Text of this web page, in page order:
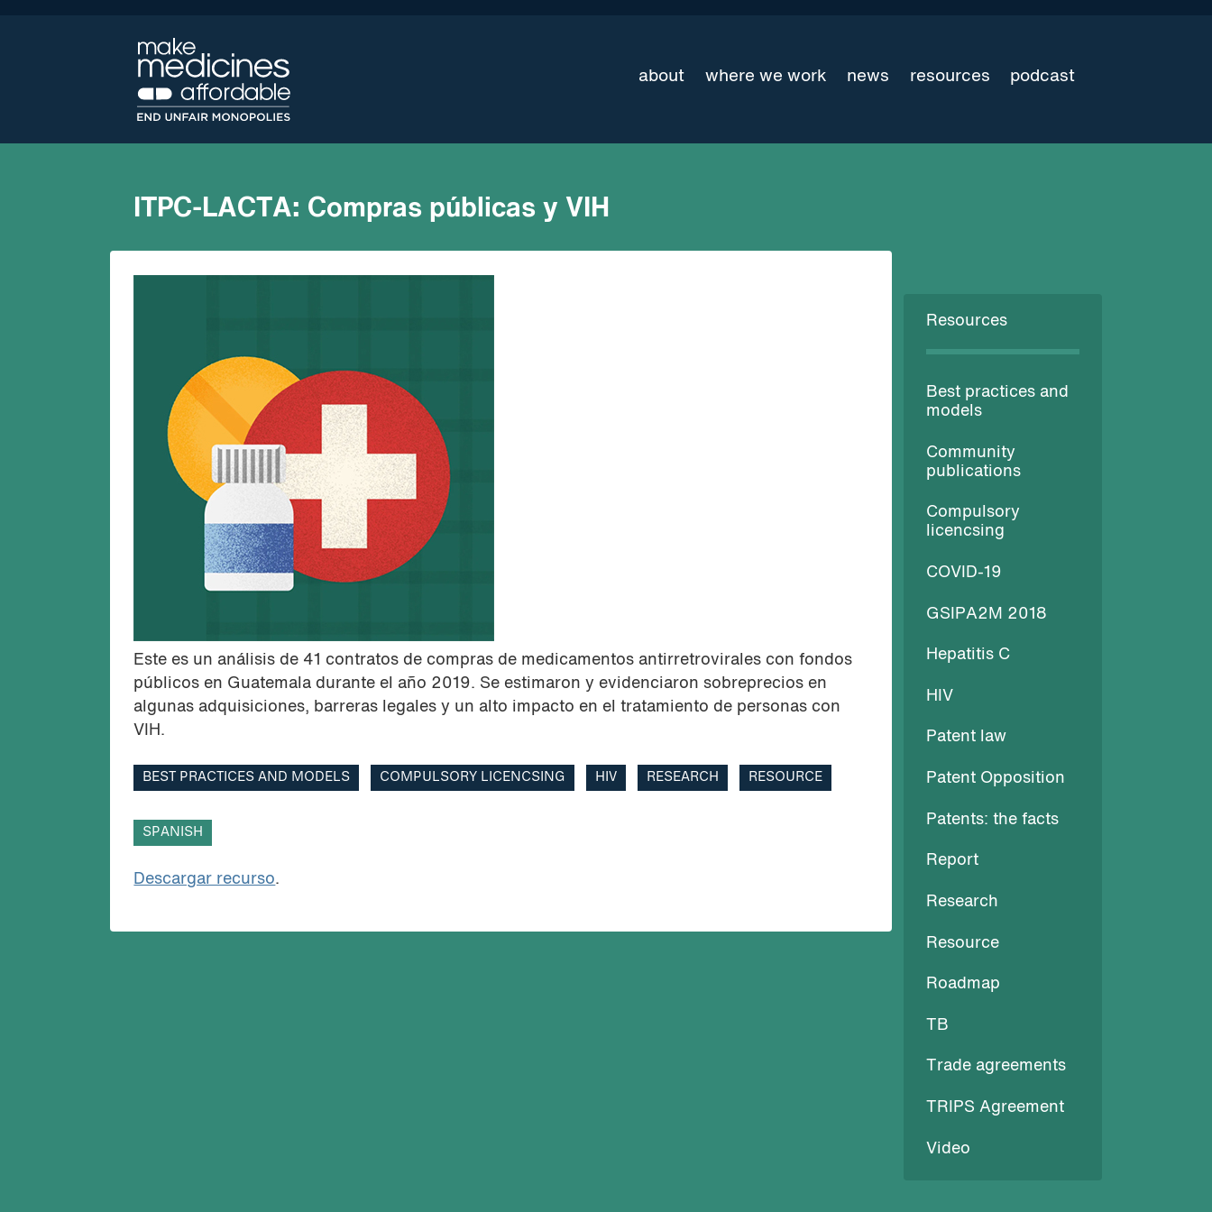
about where we work news resources podcast
Resources
Best practices and
models
Community
publications
Compulsory
licencsing
COVID-19
GSIPA2M 2018
Hepatitis C
HIV
Patent law
Patent Opposition
Patents: the facts
Report
Research
Resource
Roadmap
TB
Trade agreements
TRIPS Agreement
Video
ITPC-LACTA: Compras públicas y VIH
Este es un análisis de 41 contratos de compras de medicamentos antirretrovirales con fondos
públicos en Guatemala durante el año 2019. Se estimaron y evidenciaron sobreprecios en
algunas adquisiciones, barreras legales y un alto impacto en el tratamiento de personas con
VIH.
BEST PRACTICES AND MODELS COMPULSORY LICENCSING HIV RESEARCH RESOURCE
SPANISH
Descargar recurso.